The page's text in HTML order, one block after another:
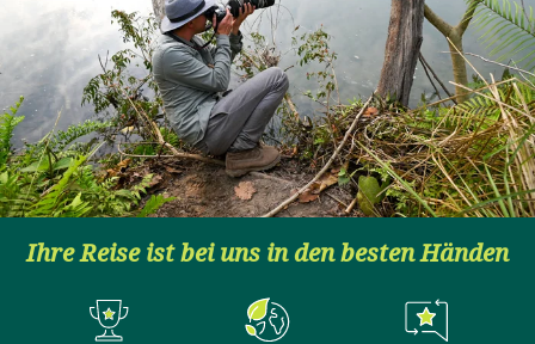
Ihre Reise ist bei uns in den besten Händen